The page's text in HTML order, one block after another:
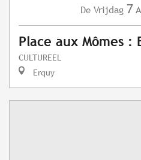
De Vrijdag 7
Place aux Mômes :
CULTUREEL
Erquy